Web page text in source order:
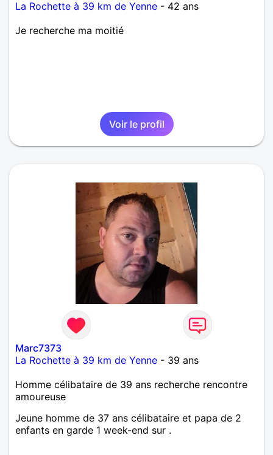
La Rochette à 39 km de Yenne - 42 ans
Je recherche ma moitié
Voir le profil
Marc7373
La Rochette à 39 km de Yenne - 39 ans
Homme célibataire de 39 ans recherche rencontre
amoureuse
Jeune homme de 37 ans célibataire et papa de 2
enfants en garde 1 week-end sur .